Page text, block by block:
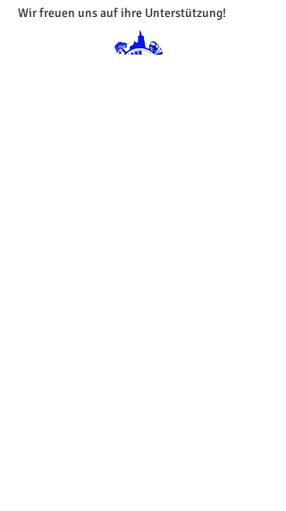
Wir freuen uns auf ihre Unterstützung!